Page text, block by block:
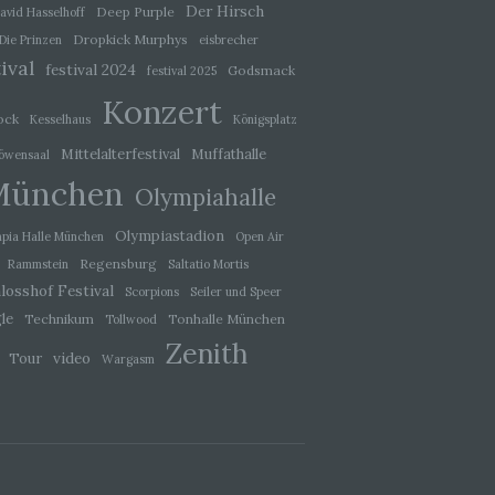
Hasselhoff
Deep Purple Der Hirsch
Die Prinzen Dropkick Murphys eisbrecher
festival 2024 festival 2025 Godsmack
Kesselhaus Konzert Königsplatz
Mittelalterfestival Muffathalle
Olympiahalle
Halle München Olympiastadion
Open Air
Rammstein
Regensburg Saltatio Mortis
Festival Scorpions Seiler und Speer
Technikum Tollwood Tonhalle München
Tour video Wargasm Zenith
das